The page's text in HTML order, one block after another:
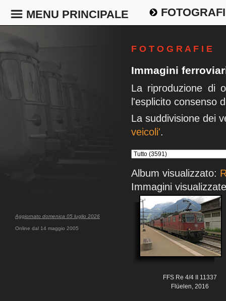
MENU PRINCIPALE
Aggiornato domenica 05 luglio 2026
Online dal 14 maggio 2005
F O T O G R A F I E
Immagini
La riproduzione di
l'esplicito consenso
La suddivisione dei
veicoli'.
Album visualizzato:
Immagini
FFS Re 4/4 II 11337
Flüelen, 2016